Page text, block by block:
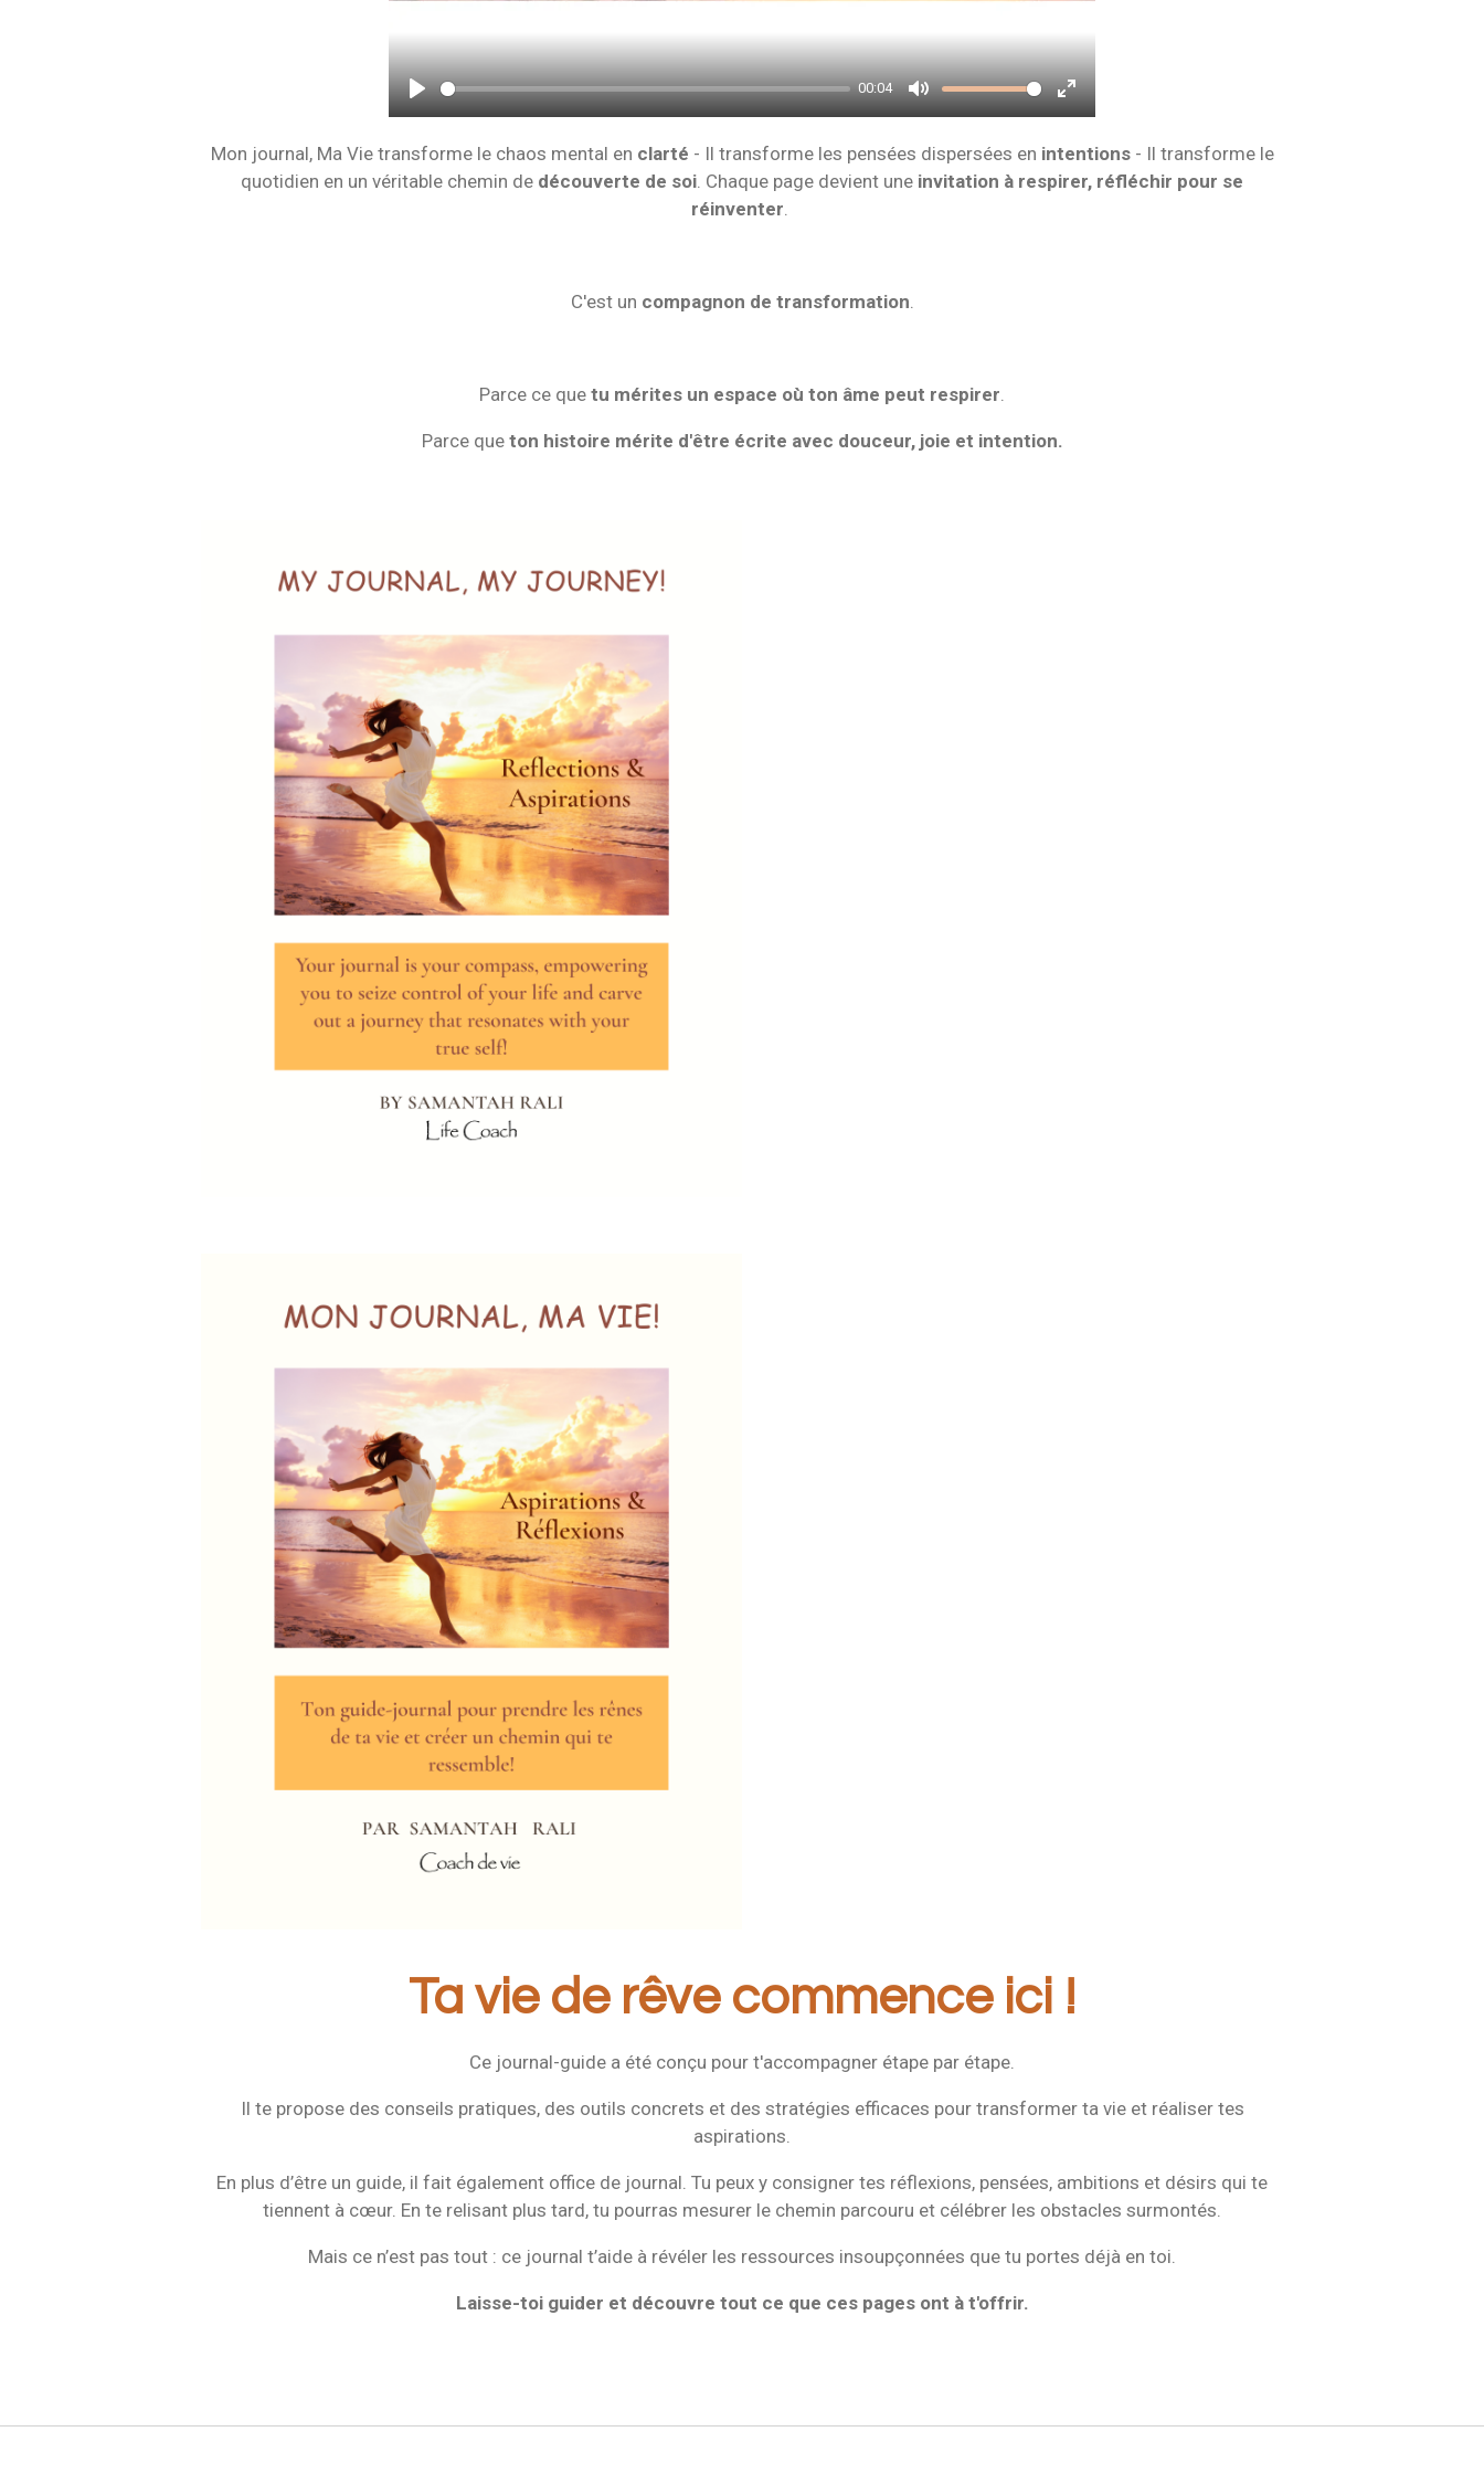
P
l
a
00:04
M
u
t
E
n
t
Mon journal, Ma Vie transforme le chaos mental en clarté - Il transforme les pensées dispersées en intentions- Il transforme le
quotidien en un véritable chemin de découverte de soi. Chaque page devient une invitation à respirer, réfléchir pour se
réinventer.
C'est un compagnon de transformation.
Parce ce que tu mérites un espace où ton âme peut respirer.
Parce que ton histoire mérite d'être écrite avec douceur, joie et intention.
Ta vie de rêve commence ici !
Ce journal-guide a été conçu pour t'accompagner étape par étape.
Il te propose des conseils pratiques, des outils concrets et des stratégies efficaces pour transformer ta vie et réaliser tes
aspirations.
En plus d’être un guide, il fait également office de journal. Tu peux y consigner tes réflexions, pensées, ambitions et désirs qui te
tiennent à cœur. En te relisant plus tard, tu pourras mesurer le chemin parcouru et célébrer les obstacles surmontés.
Mais ce n’est pas tout : ce journal t’aide à révéler les ressources insoupçonnées que tu portes déjà en toi.
Laisse-toi guider et découvre tout ce que ces pages ont à t'offrir.